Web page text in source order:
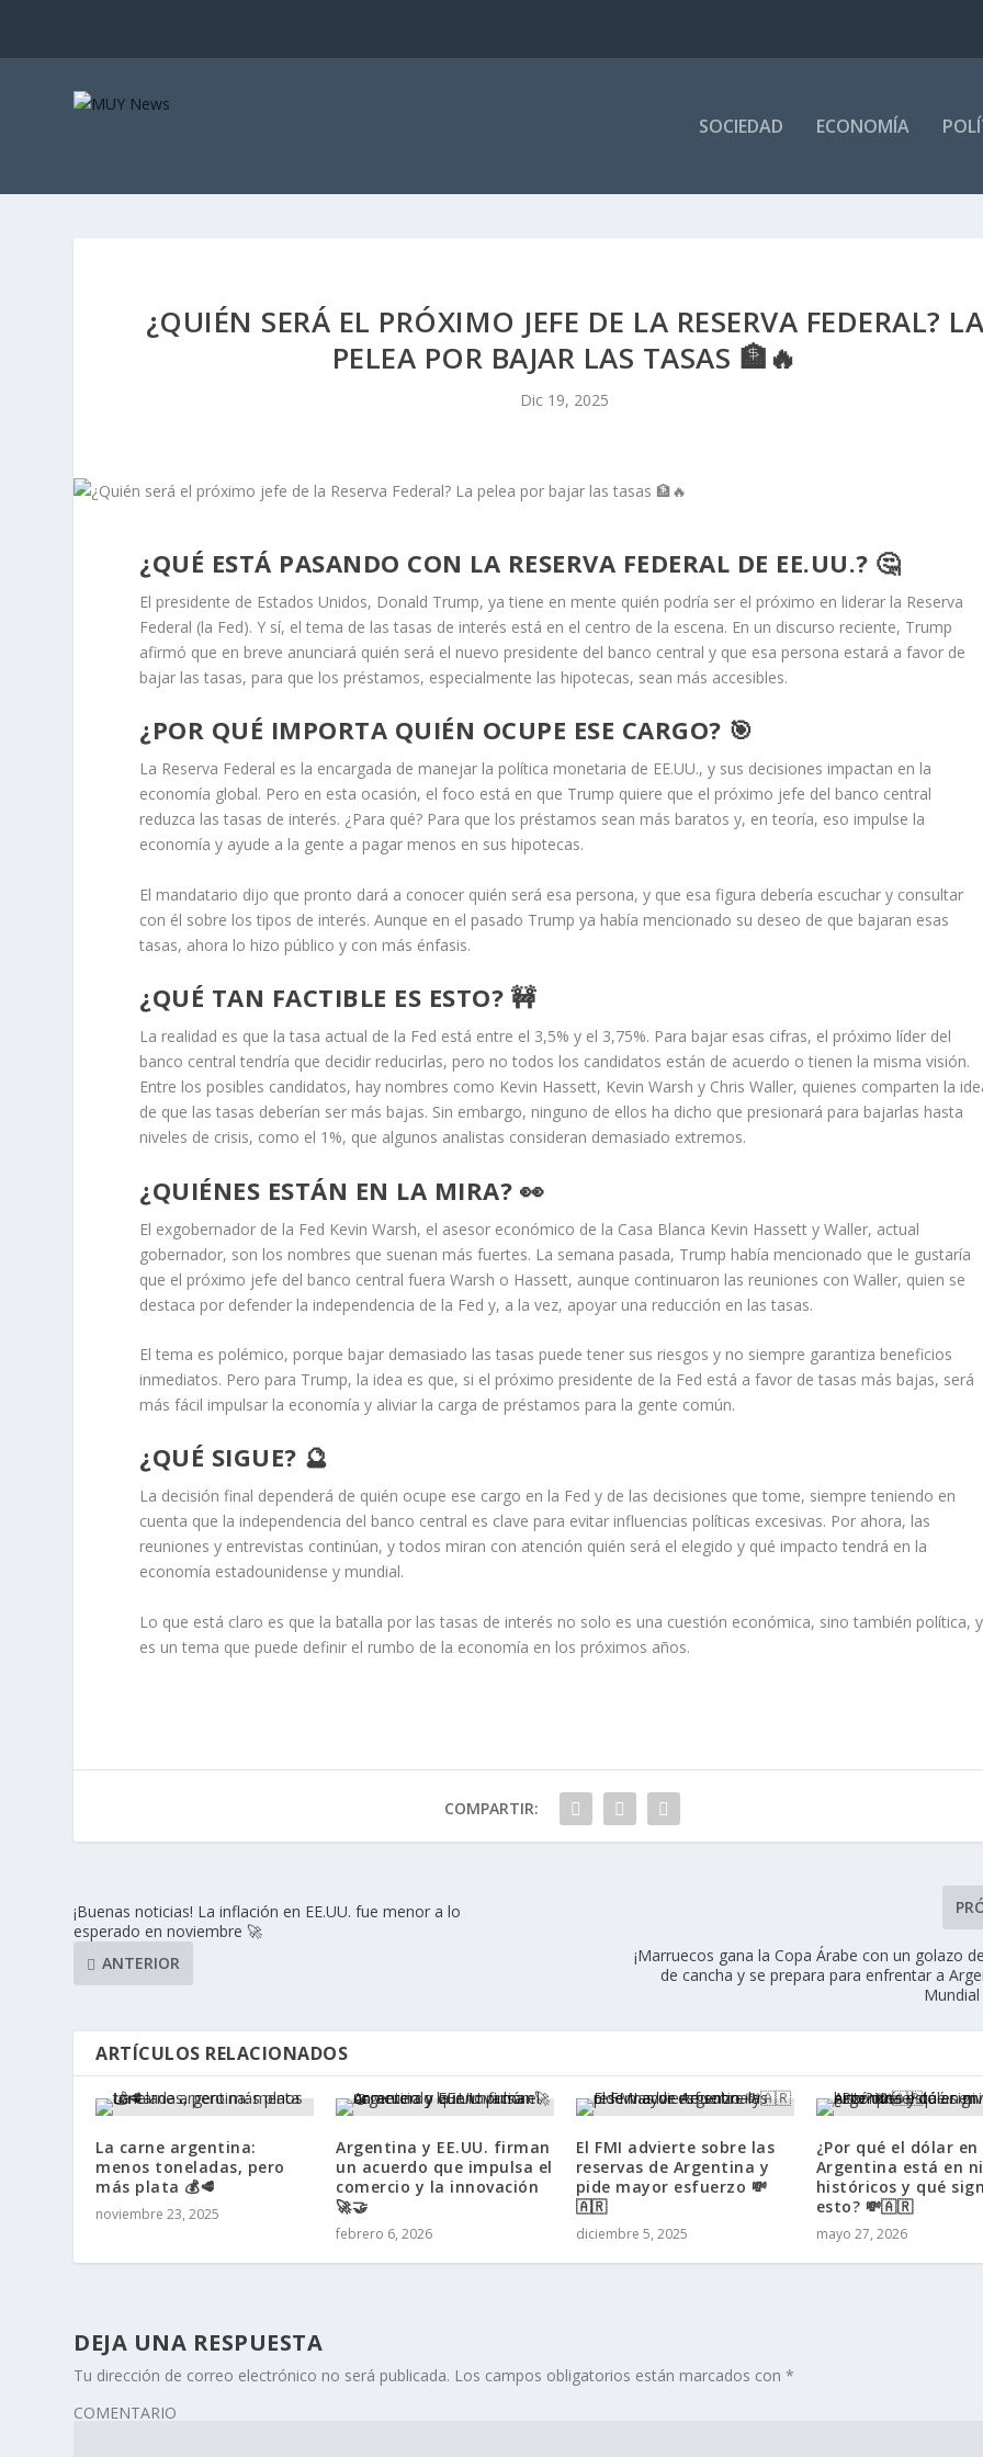
SOCIEDAD ECONOMÍA
¿QUIÉN SERÁ EL PRÓXIMO JEFE DE LA RESERVA FEDERAL?
PELEA POR BAJAR LAS TASAS 🏦🔥
Dic 19, 2025
¿QUÉ ESTÁ PASANDO CON LA RESERVA FEDERAL DE EE.UU.? 🤔
El presidente de Estados Unidos, Donald Trump, ya tiene en mente quién podría ser el próximo en liderar la Reserva
Federal (la Fed). Y sí, el tema de las tasas de interés está en el centro de la escena. En un discurso reciente, Trump
afirmó que en breve anunciará quién será el nuevo presidente del banco central y que esa persona estará a favor de
bajar las tasas, para que los préstamos, especialmente las hipotecas, sean más accesibles.
¿POR QUÉ IMPORTA QUIÉN OCUPE ESE CARGO? 🎯
La Reserva Federal es la encargada de manejar la política monetaria de EE.UU., y sus decisiones impactan en la
economía global. Pero en esta ocasión, el foco está en que Trump quiere que el próximo jefe del banco central
reduzca las tasas de interés. ¿Para qué? Para que los préstamos sean más baratos y, en teoría, eso impulse la
economía y ayude a la gente a pagar menos en sus hipotecas.
El mandatario dijo que pronto dará a conocer quién será esa persona, y que esa figura debería escuchar y consultar
con él sobre los tipos de interés. Aunque en el pasado Trump ya había mencionado su deseo de que bajaran esas
tasas, ahora lo hizo público y con más énfasis.
¿QUÉ TAN FACTIBLE ES ESTO? 🚧
La realidad es que la tasa actual de la Fed está entre el 3,5% y el 3,75%. Para bajar esas cifras, el próximo líder del
banco central tendría que decidir reducirlas, pero no todos los candidatos están de acuerdo o tienen la misma visión.
Entre los posibles candidatos, hay nombres como Kevin Hassett, Kevin Warsh y Chris Waller, quienes comparten la
de que las tasas deberían ser más bajas. Sin embargo, ninguno de ellos ha dicho que presionará para bajarlas hasta
niveles de crisis, como el 1%, que algunos analistas consideran demasiado extremos.
¿QUIÉNES ESTÁN EN LA MIRA? 👀
El exgobernador de la Fed Kevin Warsh, el asesor económico de la Casa Blanca Kevin Hassett y Waller, actual
gobernador, son los nombres que suenan más fuertes. La semana pasada, Trump había mencionado que le gustaría
que el próximo jefe del banco central fuera Warsh o Hassett, aunque continuaron las reuniones con Waller, quien se
destaca por defender la independencia de la Fed y, a la vez, apoyar una reducción en las tasas.
El tema es polémico, porque bajar demasiado las tasas puede tener sus riesgos y no siempre garantiza beneficios
inmediatos. Pero para Trump, la idea es que, si el próximo presidente de la Fed está a favor de tasas más bajas, será
más fácil impulsar la economía y aliviar la carga de préstamos para la gente común.
¿QUÉ SIGUE? 🔮
La decisión final dependerá de quién ocupe ese cargo en la Fed y de las decisiones que tome, siempre teniendo en
cuenta que la independencia del banco central es clave para evitar influencias políticas excesivas. Por ahora, las
reuniones y entrevistas continúan, y todos miran con atención quién será el elegido y qué impacto tendrá en la
economía estadounidense y mundial.
Lo que está claro es que la batalla por las tasas de interés no solo es una cuestión económica, sino también política, y
es un tema que puede definir el rumbo de la economía en los próximos años.
COMPARTIR:
¡Buenas noticias! La inflación en EE.UU. fue menor a lo
esperado en noviembre 🚀
ANTERIOR
¡Marruecos gana la Copa Árabe con un golazo
de cancha y se prepara para enfrentar a
Mundial
ARTÍCULOS RELACIONADOS
La carne argentina:
menos toneladas, pero
más plata 💰🥩
noviembre 23, 2025
Argentina y EE.UU. firman
un acuerdo que impulsa el
comercio y la innovación
🚀🤝
febrero 6, 2026
El FMI advierte sobre las
reservas de Argentina y
pide mayor esfuerzo 💸
🇦🇷
diciembre 5, 2025
¿Por qué el dólar en
Argentina está en
históricos y qué
esto? 💸🇦🇷
mayo 27, 2026
DEJA UNA RESPUESTA
Tu dirección de correo electrónico no será publicada. Los campos obligatorios están marcados con*
COMENTARIO